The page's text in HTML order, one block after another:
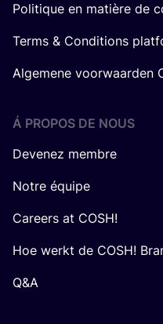
Politique en matière de
Terms & Conditions
Algemene voorwaarden
Á PROPOS DE NOUS
Devenez membre
Notre équipe
Careers at COSH!
Hoe werkt de COSH!
Q&A